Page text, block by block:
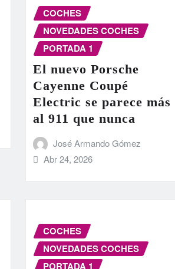
COCHES
NOVEDADES COCHES
PORTADA 1
El nuevo Porsche
Cayenne Coupé
Electric se parece más
al 911 que nunca
José Armando Gómez
Abr 24, 2026
COCHES
NOVEDADES COCHES
PORTADA 1